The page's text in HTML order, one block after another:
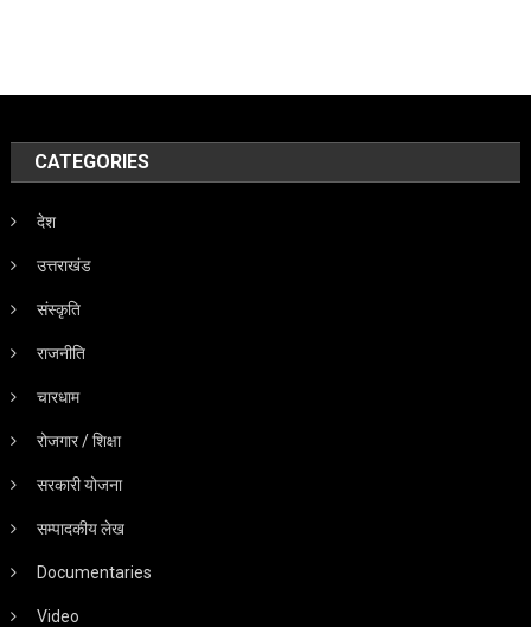
CATEGORIES
देश
उत्तराखंड
संस्कृति
राजनीति
चारधाम
रोजगार / शिक्षा
सरकारी योजना
सम्पादकीय लेख
Documentaries
Video